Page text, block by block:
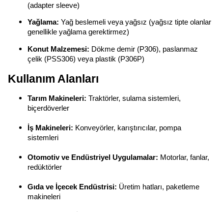
(adapter sleeve)
Yağlama: Yağ beslemeli veya yağsız (yağsız tipte olanlar
genellikle yağlama gerektirmez)
Konut Malzemesi: Dökme demir (P306), paslanmaz
çelik (PSS306) veya plastik (P306P)
Kullanım Alanları
Tarım Makineleri: Traktörler, sulama sistemleri,
biçerdöverler
İş Makineleri: Konveyörler, karıştırıcılar, pompa
sistemleri
Otomotiv ve Endüstriyel Uygulamalar: Motorlar, fanlar,
redüktörler
Gıda ve İçecek Endüstrisi: Üretim hatları, paketleme
makineleri